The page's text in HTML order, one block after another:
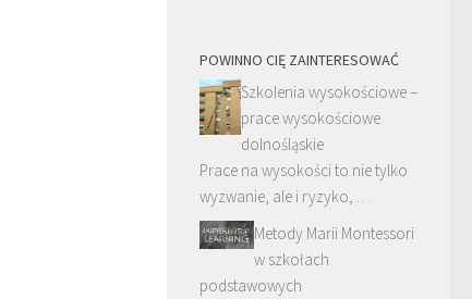
POWINNO CIĘ ZAINTERESOWAĆ
Szkolenia wysokościowe –
prace wysokościowe
dolnośląskie
Prace na wysokości to nie tylko
wyzwanie, ale i ryzyko, …
Metody Marii Montessori
w szkołach
podstawowych